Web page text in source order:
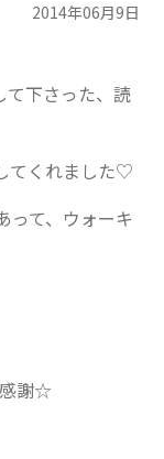
2014年06月9日
て下さった、読
てくれました♡
って、ウォーキ
謝☆